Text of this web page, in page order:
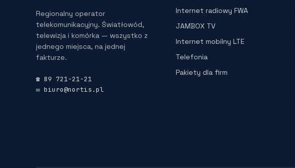
Regionalny operator
telekomunikacyjny. Światłowód,
telewizja i komórka — wszystko z
jednego miejsca, na jednej
fakturze.
☎ 89 721-21-21
✉ biuro@nortis.pl
Internet radiowy FWA
JAMBOX TV
Internet mobilny LTE
Telefonia
Pakiety dla firm